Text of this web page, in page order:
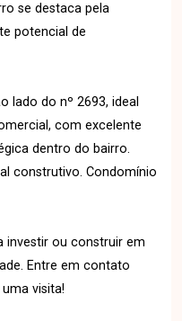
se destaca pela
potencial de
lado do nº 2693, ideal
com excelente
dentro do bairro.
construtivo. Condomínio
investir ou construir em
Entre em contato
visita!